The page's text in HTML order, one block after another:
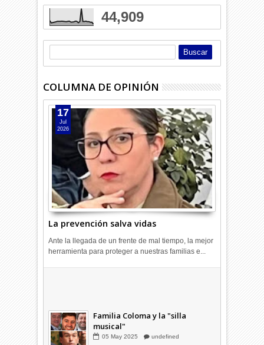
44,909
COLUMNA DE OPINIÓN
La prevención salva vidas
17
Jul
2026
Ante la llegada de un frente de mal tiempo, la mejor
herramienta para proteger a nuestras familias e...
Familia Coloma y la "silla
musical"